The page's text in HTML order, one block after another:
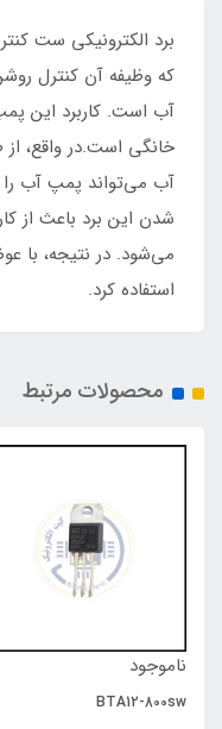
که وظیفه آن کنترل
آب است. کاربرد این
خانگی است.در واقع،
آب می‌تواند پمپ آب را
شدن این برد باعث از
می‌شود. در نتیجه، با
استفاده کرد.
محصولات مرتبط
ناموجود
BTA12-800sw